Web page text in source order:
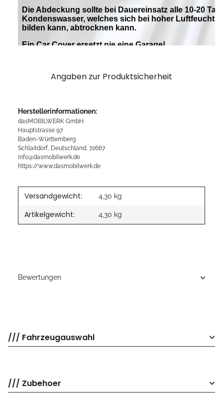
Angaben zur Produktsicherheit
Herstellerinformationen:
dasMOBILWERK GmbH
Hauptstrasse 97
Baden-Württemberg
Schlaitdorf, Deutschland, 72667
info@dasmobilwerk.de
https://www.dasmobilwerk.de
Versandgewicht: 4,30 kg
Artikelgewicht: 4,30 kg
Bewertungen
/// Fahrzeugauswahl
/// Zubehoer